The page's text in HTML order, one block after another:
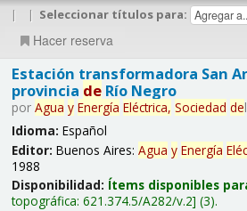
| | Seleccionar títulos para:
Hacer reserva
Estación transformadora San
provincia deRío Negro
por Agua y Energía Eléctrica, Sociedad del
Idioma: Español
Editor: Buenos Aires: Agua y Energía
1988
Disponibilidad: Ítems disponibles
topográfica: 621.374.5/A282/v.2 (3).